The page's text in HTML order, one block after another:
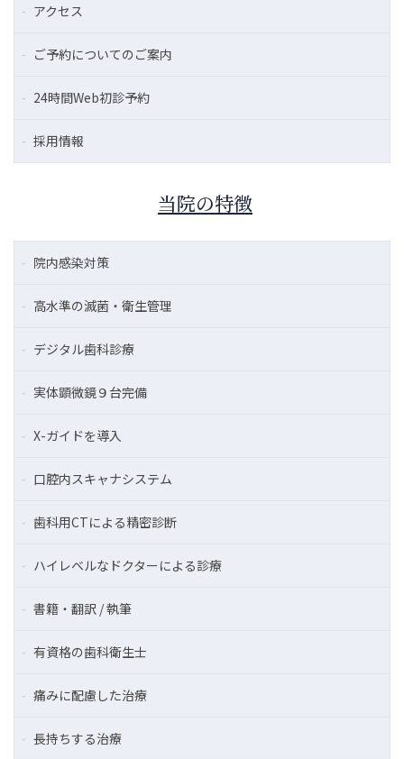
アクセス
ご予約についてのご案内
24時間Web初診予約
採用情報
当院の特徴
院内感染対策
高水準の滅菌・衛生管理
デジタル歯科診療
実体顕微鏡９台完備
X-ガイドを導入
口腔内スキャナシステム
歯科用CTによる精密診断
ハイレベルなドクターによる診療
書籍・翻訳 / 執筆
有資格の歯科衛生士
痛みに配慮した治療
長持ちする治療